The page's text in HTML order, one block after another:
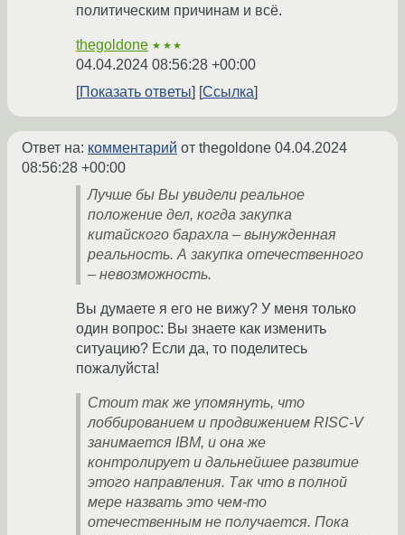
политическим причинам и всё.
thegoldone ★★★
04.04.2024 08:56:28 +00:00
Показать ответы
Ссылка
Ответ на: комментарий от thegoldone 04.04.2024
08:56:28 +00:00
Лучше бы Вы увидели реальное
положение дел, когда закупка
китайского барахла – вынужденная
реальность. А закупка отечественного
– невозможность.
Вы думаете я его не вижу? У меня только
один вопрос: Вы знаете как изменить
ситуацию? Если да, то поделитесь
пожалуйста!
Стоит так же упомянуть, что
лоббированием и продвижением RISC-V
занимается IBM, и она же
контролирует и дальнейшее развитие
этого направления. Так что в полной
мере назвать это чем-то
отечественным не получается. Пока